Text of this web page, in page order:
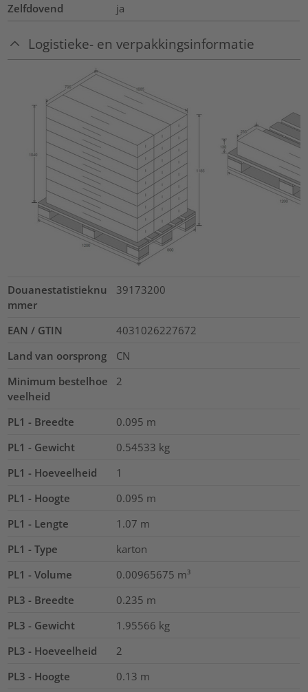
Zelfdovend ja
Logistieke- en verpakkingsinformatie
Douanestatistieknu
mmer
39173200
EAN / GTIN
4031026227672
Land van oorsprong
CN
Minimum bestelhoe
veelheid
2
PL1 - Breedte 0.095 m
PL1 - Gewicht
0.54533 kg
PL1 - Hoeveelheid
1
PL1 - Hoogte
0.095 m
PL1 - Lengte
1.07 m
PL1 - Type
karton
PL1 - Volume
0.00965675 m³
PL3 - Breedte
0.235 m
PL3 - Gewicht
1.95566 kg
PL3 - Hoeveelheid
2
PL3 - Hoogte
0.13 m